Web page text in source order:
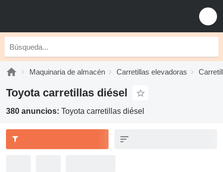
Maquinaria de almacén Carretillas elevadoras
Toyota carretillas diésel
380 anuncios: Toyota carretillas diésel